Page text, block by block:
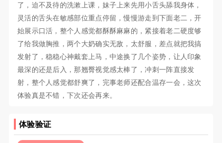
了，迫不及待的洗漱上课，妹子上来先用小舌头舔我身体，
灵活的舌头在敏感部位重点停留，慢慢游走到下面老二，开
始展示口活，整个人感觉都酥酥麻麻的，紧接着老二硬度够
了给我做胸推，两个大奶确实无敌，太舒服，差点就把我搞
发射了，稳稳心神戴套上马，中途换了几个姿势，让人印象
最深的还是后入，那翘臀视觉感太棒了，冲刺一阵直接发
射，整个人感觉都舒爽了，完事老师还配合温存一会，这次
体验真是不错，下次还会再来。
体验验证